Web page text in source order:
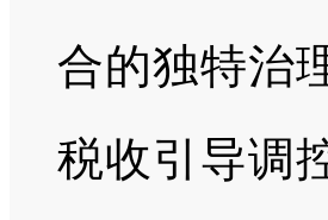
合的独特治
税收引导调